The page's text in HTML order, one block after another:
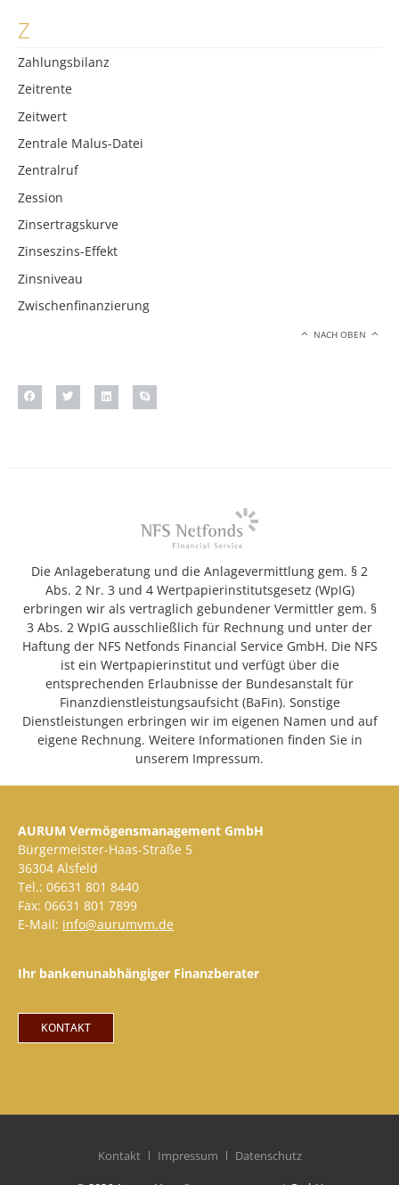
Z
Zahlungsbilanz
Zeitrente
Zeitwert
Zentrale Malus-Datei
Zentralruf
Zession
Zinsertragskurve
Zinseszins-Effekt
Zinsniveau
Zwischenfinanzierung
NACH OBEN
Die Anlageberatung und die Anlagevermittlung gem. § 2
Abs. 2 Nr. 3 und 4 Wertpapierinstitutsgesetz (WpIG)
erbringen wir als vertraglich gebundener Vermittler gem. §
3 Abs. 2 WpIG ausschließlich für Rechnung und unter der
Haftung der NFS Netfonds Financial Service GmbH. Die NFS
ist ein Wertpapierinstitut und verfügt über die
entsprechenden Erlaubnisse der Bundesanstalt für
Finanzdienstleistungsaufsicht (BaFin). Sonstige
Dienstleistungen erbringen wir im eigenen Namen und auf
eigene Rechnung. Weitere Informationen finden Sie in
unserem Impressum.
AURUM Vermögensmanagement GmbH
Bürgermeister-Haas-Straße 5
36304 Alsfeld
Tel.: 06631 801 8440
Fax: 06631 801 7899
E-Mail: info@aurumvm.de
Ihr bankenunabhängiger Finanzberater
KONTAKT
Kontakt Impressum
Datenschutz